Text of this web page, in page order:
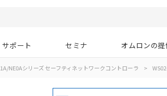
サポート セミナ オムロンの
NE0Aシリーズ セーフティネットワークコントローラ >